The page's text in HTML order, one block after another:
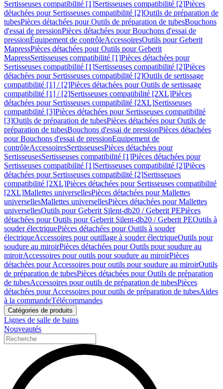
Sertisseuses compatibilité [1]Sertisseuses compatibilité [2]Pièces
détachées pour Sertisseuses compatibilité [2]Outils de préparation de
tubesPièces détachées pour Outils de préparation de tubesBouchons
d'essai de pressionPièces détachées pour Bouchons d'essai de
pressionÉquipement de contrôleAccessoiresOutils pour Geberit
MapressPièces détachées pour Outils pour Geberit
MapressSertisseuses compatibilité [1]Pièces détachées pour
Sertisseuses compatibilité [1]Sertisseuses compatibilité [2]Pièces
détachées pour Sertisseuses compatibilité [2]Outils de sertissage
compatibilité [1] / [2]Pièces détachées pour Outils de sertissage
compatibilité [1] / [2]Sertisseuses compatibilité [2XL]Pièces
détachées pour Sertisseuses compatibilité [2XL]Sertisseuses
compatibilité [3]Pièces détachées pour Sertisseuses compatibilité
[3]Outils de préparation de tubesPièces détachées pour Outils de
préparation de tubesBouchons d'essai de pressionPièces détachées
pour Bouchons d'essai de pressionEquipement de
contrôleAccessoiresSertisseusesPièces détachées pour
SertisseusesSertisseuses compatibilité [1]Pièces détachées pour
Sertisseuses compatibilité [1]Sertisseuses compatibilité [2]Pièces
détachées pour Sertisseuses compatibilité [2]Sertisseuses
compatibilité [2XL]Pièces détachées pour Sertisseuses compatibilité
[2XL]Mallettes universellesPièces détachées pour Mallettes
universellesMallettes universellesPièces détachées pour Mallettes
universellesOutils pour Geberit Silent-db20 / Geberit PEPièces
détachées pour Outils pour Geberit Silent-db20 / Geberit PEOutils à
souder électriquePièces détachées pour Outils à souder
électriqueAccessoires pour outillage à souder électriqueOutils pour
soudure au miroirPièces détachées pour Outils pour soudure au
miroirAccessoires pour outils pour soudure au miroirPièces
détachées pour Accessoires pour outils pour soudure au miroirOutils
de préparation de tubesPièces détachées pour Outils de préparation
de tubesAccessoires pour outils de préparation de tubesPièces
détachées pour Accessoires pour outils de préparation de tubesAides
à la commandeTélécommandes
Catégories de produits
Lignes de salle de bains
Nouveautés